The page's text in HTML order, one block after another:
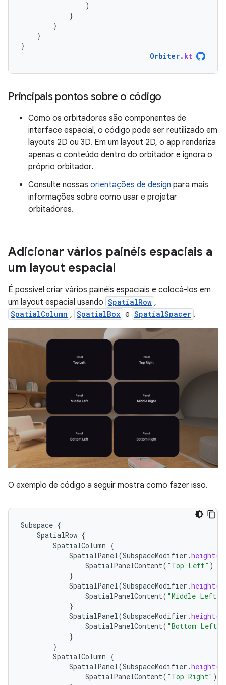
)
}
}
}
}
Orbiter. kt
Principais pontos sobre o código
Como os orbitadores são componentes de
interface espacial, o código pode ser reutilizado em
layouts 2D ou 3D. Em um layout 2D, o app renderiza
apenas o conteúdo dentro do orbitador e ignora o
próprio orbitador.
Consulte nossas orientações de design para mais
informações sobre como usar e projetar
orbitadores.
Adicionar vários painéis espaciais a
um layout espacial
É possível criar vários painéis espaciais e colocá-los em
um layout espacial usando SpatialRow ,
SpatialColumn , SpatialBox e SpatialSpacer .
O exemplo de código a seguir mostra como fazer isso.
Subspace {
SpatialRow {
SpatialColumn {
SpatialPanel (SubspaceModifier .height(
SpatialPanelContent( "Top Left" )
}
SpatialPanel (SubspaceModifier .height(
SpatialPanelContent( "Middle Left"
}
SpatialPanel (SubspaceModifier .height(
SpatialPanelContent( "Bottom Left"
}
}
SpatialColumn {
SpatialPanel (SubspaceModifier .height(
SpatialPanelContent( "Top Right" )